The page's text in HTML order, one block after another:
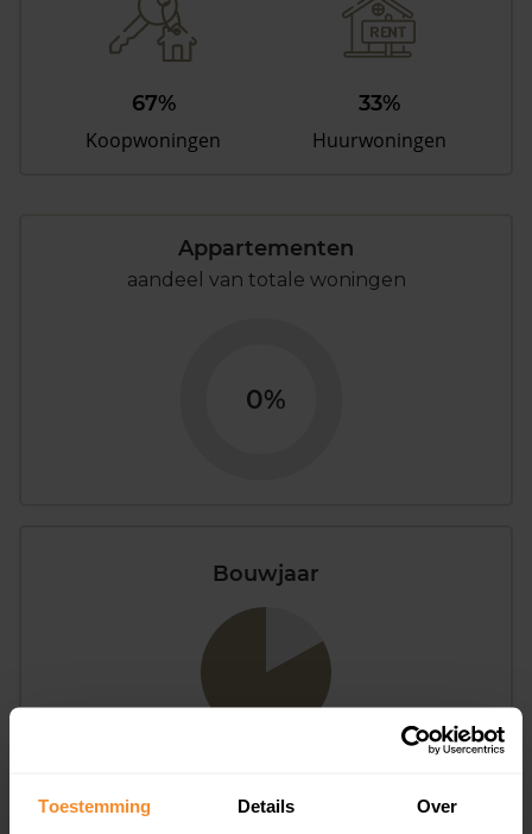
Toestemming Details Over
67%
Koopwoningen
33%
Huurwoningen
Appartementen
aandeel van totale woningen
0%
Bouwjaar